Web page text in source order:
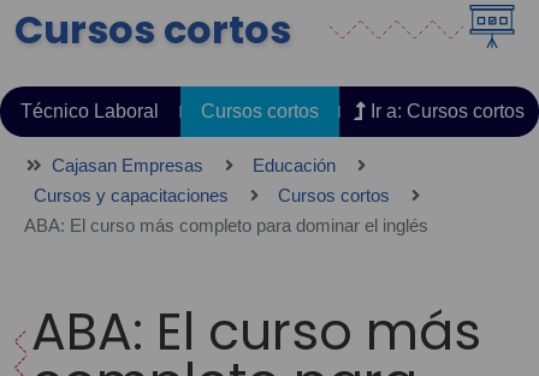
Cursos cortos
Técnico Laboral Cursos cortos Ir a: Cursos cortos
Cajasan Empresas
Educación
Cursos y capacitaciones
Cursos cortos
ABA: El curso más completo para dominar el inglés
ABA: El curso más